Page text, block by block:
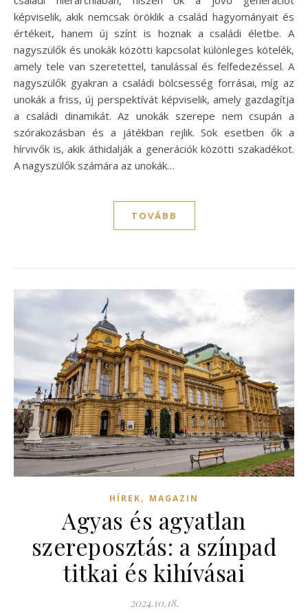
képviselik, akik nemcsak öröklik a család hagyományait és
értékeit, hanem új színt is hoznak a családi életbe. A
nagyszülők és unokák közötti kapcsolat különleges kötelék,
amely tele van szeretettel, tanulással és felfedezéssel. A
nagyszülők gyakran a családi bölcsesség forrásai, míg az
unokák a friss, új perspektívát képviselik, amely gazdagítja
a családi dinamikát. Az unokák szerepe nem csupán a
szórakozásban és a játékban rejlik. Sok esetben ők a
hírvivők is, akik áthidalják a generációk közötti szakadékot.
A nagyszülők számára az unokák…
TOVÁBB
HÍREK, MAGAZIN
Agyas és agyatlan
szereposztás: a színpad
titkai és kihívásai
2024.10.18.